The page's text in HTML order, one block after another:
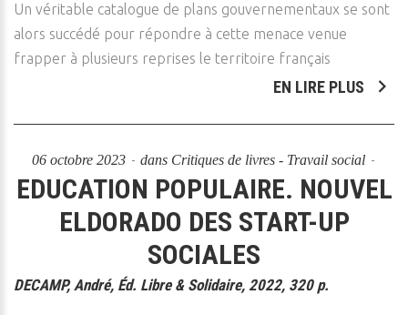
Un véritable catalogue de plans gouvernementaux se sont
alors succédé pour répondre à cette menace venue
frapper à plusieurs reprises le territoire français
EN LIRE PLUS
06 octobre 2023 dans Critiques de livres - Travail social
EDUCATION POPULAIRE. NOUVEL
ELDORADO DES START-UP
SOCIALES
DECAMP, André, Éd. Libre & Solidaire, 2022, 320 p.